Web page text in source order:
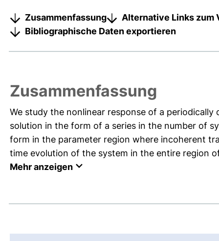
Zusammenfassung
Alternative Links zum
Bibliographische Daten exportieren
Zusammenfassung
We study the nonlinear response of a
solution in the form of a series in the number of
form in the parameter region where incoherent
time evolution of the system in the entire region
Mehr anzeigen